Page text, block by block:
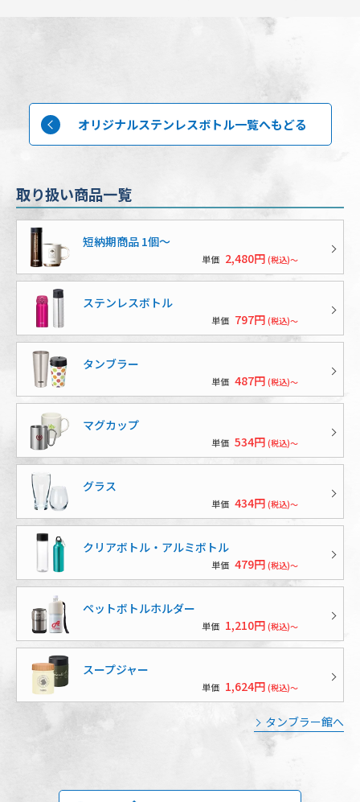
オリジナルステンレスボトル一覧へもどる
取り扱い商品一覧
短納期商品 1個〜
単価 2,480円 (税込)～
ステンレスボトル
単価 797円 (税込)～
タンブラー
単価 487円 (税込)～
マグカップ
単価 534円 (税込)～
グラス
単価 434円 (税込)～
クリアボトル・アルミボトル
単価 479円 (税込)～
ペットボトルホルダー
単価 1,210円 (税込)～
スープジャー
単価 1,624円 (税込)～
タンブラー館へ